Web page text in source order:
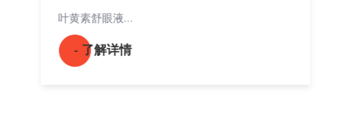
叶黄素舒眼液…
- 了解详情